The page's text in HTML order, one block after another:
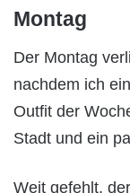
Montag
Der Montag
nachdem ich
Outfit der
Stadt und ein
Weit gefehlt,